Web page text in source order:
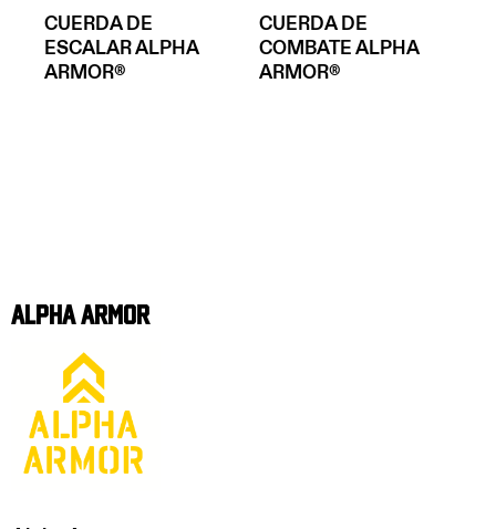
CUERDA DE
ESCALAR ALPHA
ARMOR®
CUERDA DE
COMBATE ALPHA
ARMOR®
Alpha Armor